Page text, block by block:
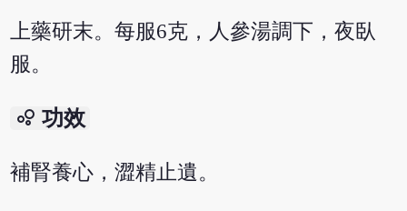
上藥研末。每服6克，人參湯調下，夜臥
服。
bubble_chart 功效
補腎養心，澀精止遺。